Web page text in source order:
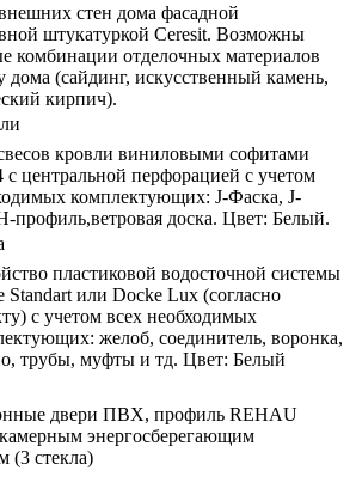
стен дома фасадной
штукатуркой Ceresit. Возможны
комбинации отделочных материалов
дома (сайдинг, искусственный камень,
кирпич).
кровли виниловыми софитами
центральной перфорацией с учетом
комплектующих: J-Фаска, J-
профиль,ветровая доска. Цвет: Белый.
пластиковой водосточной системы
Standart или Docke Lux (согласно
с учетом всех необходимых
желоб, соединитель, воронка,
трубы, муфты и тд. Цвет: Белый
двери ПВХ, профиль REHAU
энергосберегающим
(3 стекла)